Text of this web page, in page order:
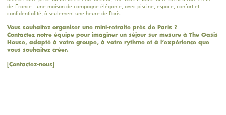
de-France : une maison de campagne élégante, avec piscine, espace, confort et
confidentialité, à seulement une heure de Paris.
Vous souhaitez organiser une mini-retraite près de Paris ?
Contactez notre équipe pour imaginer un séjour sur mesure à The Oasis
House, adapté à votre groupe, à votre rythme et à l’expérienceque
vous souhaitez créer.
[Contactez-nous]